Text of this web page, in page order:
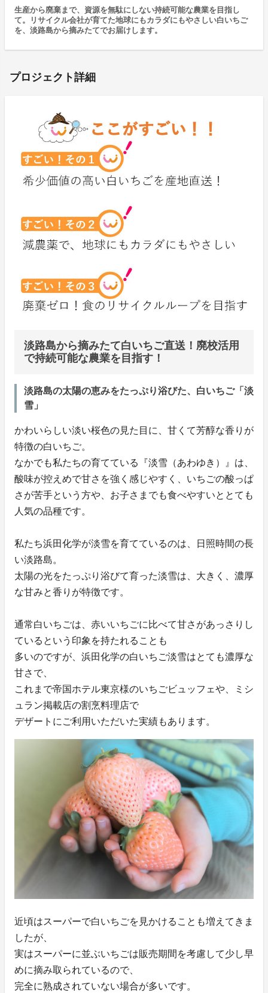
生産から廃棄まで、資源を無駄にしない持続可能な農業を目指し
て。リサイクル会社が育てた地球にもカラダにもやさしい白いちご
を、淡路島から摘みたてでお届けします。
プロジェクト詳細
淡路島から摘みたて白いちご直送！廃校活用
で持続可能な農業を目指す！
淡路島の太陽の恵みをたっぷり浴びた、白いちご「淡
雪」
かわいらしい淡い桜色の見た目に、甘くて芳醇な香りが
特徴の白いちご。
なかでも私たちの育てている『淡雪（あわゆき）』は、
酸味が控えめで甘さを強く感じやすく、いちごの酸っぱ
さが苦手という方や、お子さまでも食べやすいととても
人気の品種です。
私たち浜田化学が淡雪を育てているのは、日照時間の長
い淡路島。
太陽の光をたっぷり浴びて育った淡雪は、大きく、濃厚
な甘みと香りが特徴です。
通常白いちごは、赤いいちごに比べて甘さがあっさりし
ているという印象を持たれることも
多いのですが、浜田化学の白いちご淡雪はとても濃厚な
甘さで、
これまで帝国ホテル東京様のいちごビュッフェや、ミシ
ュラン掲載店の割烹料理店で
デザートにご利用いただいた実績もあります。
近頃はスーパーで白いちごを見かけることも増えてきま
したが、
実はスーパーに並ぶいちごは販売期間を考慮して少し早
めに摘み取られているので、
完全に熟成されていない場合が多いです。